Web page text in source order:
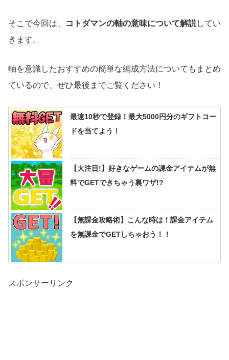
そこで今回は、 コトダマンの軸の意味について解説してい
きます。
軸を意識したおすすめの簡単な編成方法についてもまとめ
ているので、ぜひ最後までご覧ください！
最速10秒で登録！最大5000円分のギフトコー
ドを当てよう！
【大注目!】好きなゲームの課金アイテムが無
料でGETできちゃう裏ワザ!?
【無課金攻略術】こんな時は！課金アイテム
を無課金でGETしちゃおう！！
スポンサーリンク